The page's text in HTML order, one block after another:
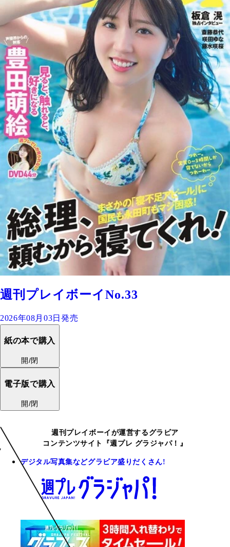
週刊プレイボーイNo.33
2026年08月03日発売
紙の本で購入
開/閉
電子版で購入
開/閉
週刊プレイボーイが運営するグラビア
コンテンツサイト『週プレ グラジャパ！』
デジタル写真集などグラビア盛りだくさん!